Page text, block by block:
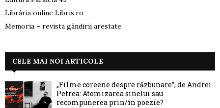
Librăria online Libris.ro
Memoria – revista gândirii arestate
CELE MAI NOI ARTICOLE
„Filme coreene despre răzbunare”, de Andrei
Petrea: Atomizarea sinelui sau
recompunerea prin/în poezie?